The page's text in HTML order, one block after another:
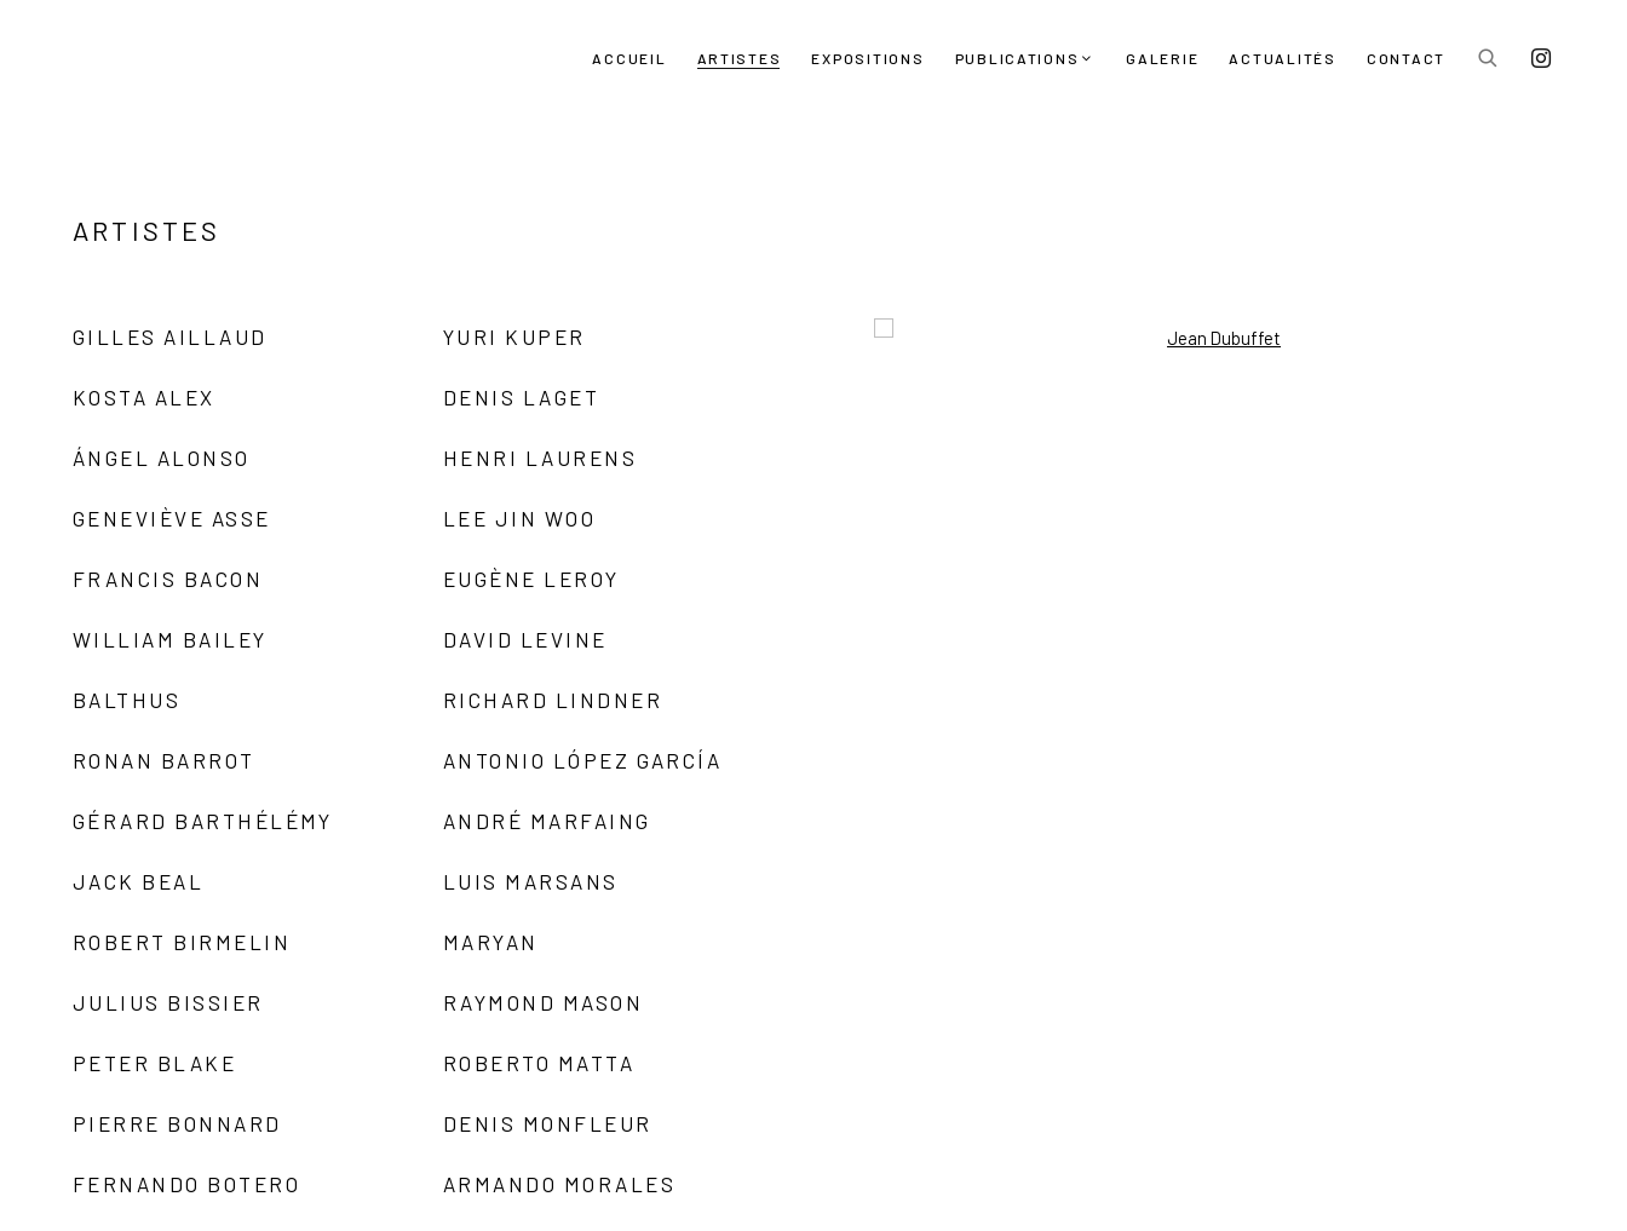
ACCUEIL ARTISTES EXPOSITIONS PUBLICATIONS GALERIE ACTUALITÉS CONTACT
ARTISTES
GILLES AILLAUD
KOSTA ALEX
ÁNGEL ALONSO
GENEVIÈVE ASSE
FRANCIS BACON
WILLIAM BAILEY
BALTHUS
RONAN BARROT
GÉRARD BARTHÉLÉMY
JACK BEAL
ROBERT BIRMELIN
JULIUS BISSIER
PETER BLAKE
PIERRE BONNARD
FERNANDO BOTERO
YURI KUPER
DENIS LAGET
HENRI LAURENS
LEE JIN WOO
EUGÈNE LEROY
DAVID LEVINE
RICHARD LINDNER
ANTONIO LÓPEZ GARCÍA
ANDRÉ MARFAING
LUIS MARSANS
MARYAN
RAYMOND MASON
ROBERTO MATTA
DENIS MONFLEUR
ARMANDO MORALES